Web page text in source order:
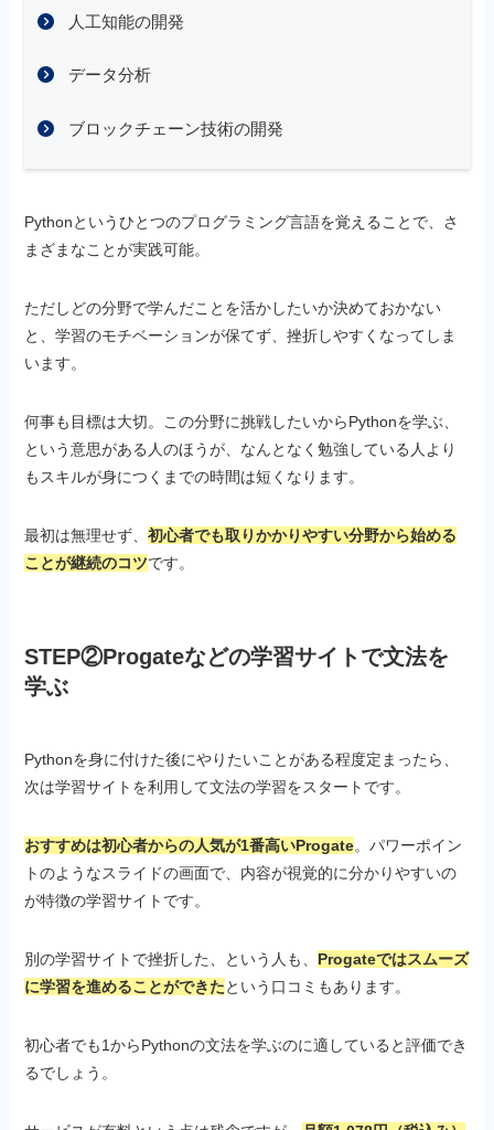
人工知能の開発
データ分析
ブロックチェーン技術の開発
Pythonというひとつのプログラミング言語を覚えることで、さ
まざまなことが実践可能。
ただしどの分野で学んだことを活かしたいか決めておかない
と、学習のモチベーションが保てず、挫折しやすくなってしま
います。
何事も目標は大切。この分野に挑戦したいからPythonを学ぶ、
という意思がある人のほうが、なんとなく勉強している人より
もスキルが身につくまでの時間は短くなります。
最初は無理せず、初心者でも取りかかりやすい分野から始める
ことが継続のコツです。
STEP②Progateなどの学習サイトで文法を
学ぶ
Pythonを身に付けた後にやりたいことがある程度定まったら、
次は学習サイトを利用して文法の学習をスタートです。
おすすめは初心者からの人気が1番高いProgate。パワーポイン
トのようなスライドの画面で、内容が視覚的に分かりやすいの
が特徴の学習サイトです。
別の学習サイトで挫折した、という人も、 Progateではスムーズ
に学習を進めることができたという口コミもあります。
初心者でも1からPythonの文法を学ぶのに適していると評価でき
るでしょう。